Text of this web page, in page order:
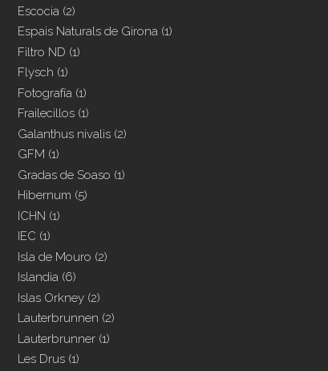
Escocia (2)
Espais Naturals de Girona (1)
Filtro ND (1)
Flysch (1)
Fotografía (1)
Frailecillos (1)
Galanthus nivalis (2)
GFM (1)
Gradas de Soaso (1)
Hibernum (5)
ICHN (1)
IEC (1)
Isla de Mouro (2)
Islandia (6)
Islas Orkney (2)
Lauterbrunnen (2)
Lauterbrunner (1)
Les Drus (1)